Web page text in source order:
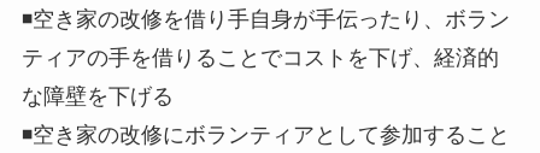
◾空き家の改修を借り手自身が手伝ったり、ボラン
ティアの手を借りることでコストを下げ、経済的
な障壁を下げる
◾空き家の改修にボランティアとして参加すること